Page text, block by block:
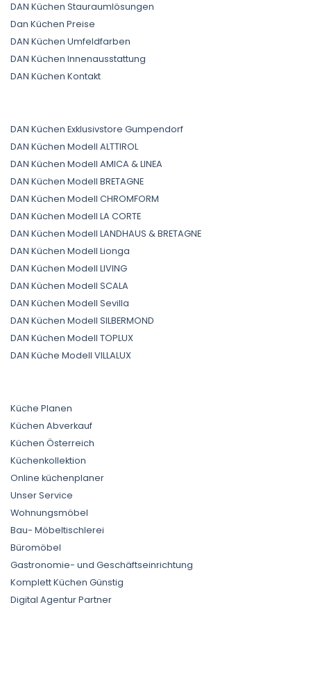
DAN Küchen Stauraumlösungen
Dan Küchen Preise
DAN Küchen Umfeldfarben
DAN Küchen Innenausstattung
DAN Küchen Kontakt
DAN Küchen Exklusivstore Gumpendorf
DAN Küchen Modell ALTTIROL
DAN Küchen Modell AMICA & LINEA
DAN Küchen Modell BRETAGNE
DAN Küchen Modell CHROMFORM
DAN Küchen Modell LA CORTE
DAN Küchen Modell LANDHAUS & BRETAGNE
DAN Küchen Modell Lionga
DAN Küchen Modell LIVING
DAN Küchen Modell SCALA
DAN Küchen Modell Sevilla
DAN Küchen Modell SILBERMOND
DAN Küchen Modell TOPLUX
DAN Küche Modell VILLALUX
Küche Planen
Küchen Abverkauf
Küchen Österreich
Küchenkollektion
Online küchenplaner
Unser Service
Wohnungsmöbel
Bau- Möbeltischlerei
Büromöbel
Gastronomie- und Geschäftseinrichtung
Komplett Küchen Günstig
Digital Agentur Partner